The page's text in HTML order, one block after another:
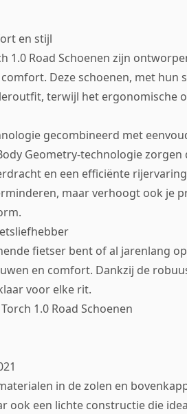
en stijl
1.0 Road Schoenen zijn
Deze schoenen, met hun
terwijl het ergonomische
gecombineerd met
Geometry-technologie zorgen
en een efficiënte
maar verhoogt ook je
fietser bent of al jarenlang
en comfort. Dankzij de
voor elke rit.
1.0 Road Schoenen
in de zolen en
ook een lichte constructie die